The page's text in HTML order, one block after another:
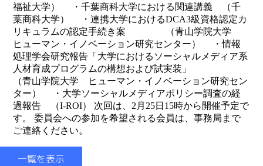
福祉大学） ・千葉商科大学における関連講義 （千
葉商科大学） ・連携大学におけるDCA3級資格認定カ
リキュラムの認定手続き案 （青山学院大学
ヒューマン・イノベーション研究センター） ・情報
処理学会研究報告「大学におけるソーシャルメディア系
人材育成プログラムの構想および試実装」
（青山学院大学 ヒューマン・イノベーション研究セン
ター） ・大学ソーシャルメディアポリシー調査の経
過報告 （I-ROI） 次回は、2月25日15時から開催予定で
す。 委員会への参加を希望される会員は、事務局まで
ご連絡ください。
一覧を表示